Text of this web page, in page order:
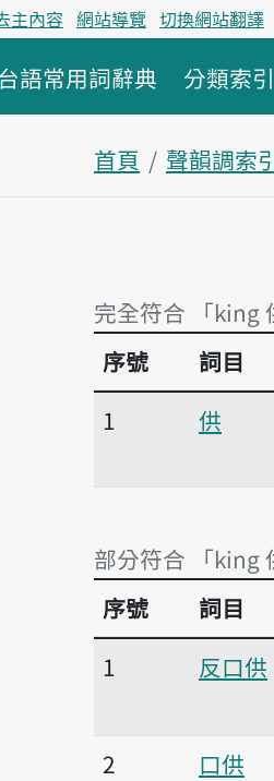
主內容 網站導覽 切換網站翻譯
語常用詞辭典 分類索引
首頁 聲韻調索
完全符合 「king
完全符合 「king
序號 詞目
1
供
部分符合 「king
部分符合 「king
序號 詞目
1
反口供
2 口供